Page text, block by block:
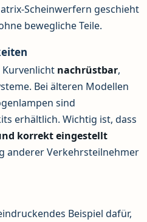
Scheinwerfern geschieht
bewegliche Teile.
Kurvenlicht nachrüstbar,
Bei älteren Modellen
sind
erhältlich. Wichtig ist, dass
korrekt eingestellt
anderer Verkehrsteilnehmer
Beispiel dafür,